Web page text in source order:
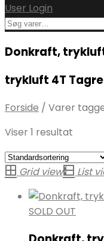
User Login
Søg
Donkraft,
trykluft 4T
Forside / Varer
Viser 1 resultat
Grid view List
SOLD OUT